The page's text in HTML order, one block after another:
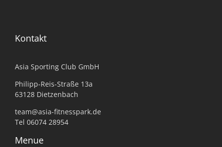
Kontakt
Asia Sporting Club GmbH
Philipp-Reis-Straße 13a
63128 Dietzenbach
team@asia-fitnesspark.de
Tel 06074 28954
Menue